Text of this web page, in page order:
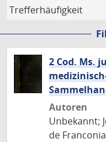
2 Cod. Ms.
Autoren
Unbekannt;
de